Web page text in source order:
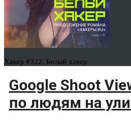
Хакер #322. Белый хакер
Google Shoot
по людям на